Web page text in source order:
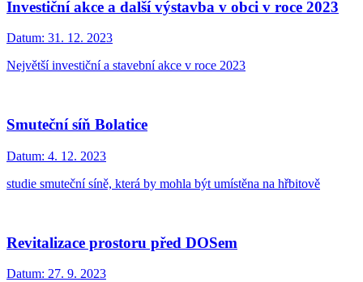
Investiční akce a další výstavba v obci v roce 2023
Datum: 31. 12. 2023
Největší investiční a stavební akce v roce 2023
Smuteční síň Bolatice
Datum: 4. 12. 2023
studie smuteční síně, která by mohla být umístěna na hřbitově
Revitalizace prostoru před DOSem
Datum: 27. 9. 2023